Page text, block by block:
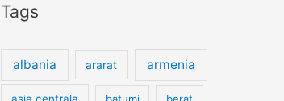
Tags
albania ararat armenia